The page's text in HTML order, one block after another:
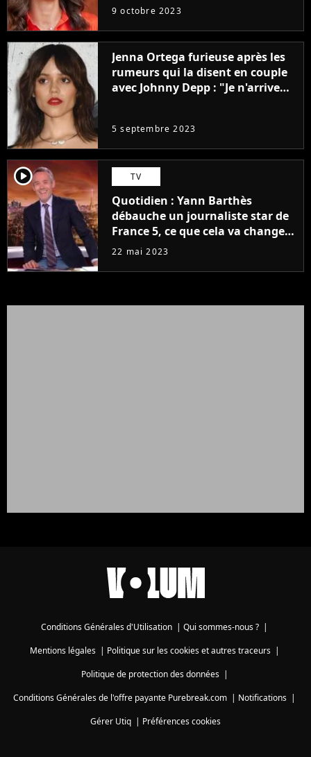
9 octobre 2023
Jenna Ortega furieuse après les
rumeurs qui la disent en couple
avec Johnny Depp : "Je n'arrive
5 septembre 2023
player2 TV
Quotidien : Yann Barthès
débauche un journaliste star de
France 5, ce que cela va changer
à la rentrée
22 mai 2023
Conditions Générales d'Utilisation Qui sommes-nous ?
Mentions légales| Politique sur les cookies et autres traceurs|
Politique de protection des données|
Conditions Générales de l'offre payante Purebreak.com
Notifications
Gérer Utiq
Préférences cookies